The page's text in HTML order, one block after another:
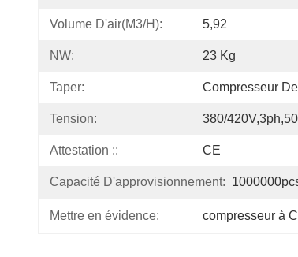
Volume D'air(m3/h): 5,92
NW: 23 Kg
Taper: Compresseur
Tension: 380/
Attestation :: CE
Capacité D'approvisionnement:
Mettre en évidence: compresseur à